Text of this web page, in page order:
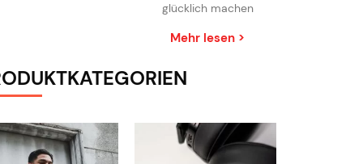
glücklich machen
Mehr lesen >